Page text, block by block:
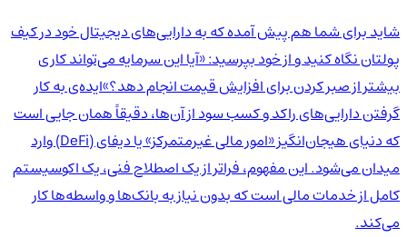
شاید برای شما هم پیش آمده که به دارایی‌های دیجیتال خود در کیف
پولتان نگاه کنید و از خود بپرسید: «آیا این سرمایه می‌تواند کاری
بیشتر از صبر کردن برای افزایش قیمت انجام دهد؟»ایده‌ی به کار
گرفتن دارایی‌های راکد و کسب سود از آن‌ها، دقیقاً همان جایی است
که دنیای هیجان‌انگیز «امور مالی غیرمتمرکز» یا دیفای (DeFi) وارد
میدان می‌شود. این مفهوم، فراتر از یک اصطلاح فنی، یک اکوسیستم
کامل از خدمات مالی است که بدون نیاز به بانک‌ها و واسطه‌ها کار
می‌کند.